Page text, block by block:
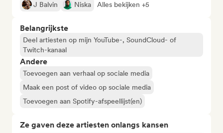
J Balvin
Niska Alles bekijken +5
Belangrijkste
Deel artiesten op mijn YouTube-, SoundCloud- of
Twitch-kanaal
Andere
Toevoegen aan verhaal op sociale media
Maak een post of video op sociale media
Toevoegen aan Spotify-afspeellijst(en)
Ze gaven deze artiesten onlangs kansen